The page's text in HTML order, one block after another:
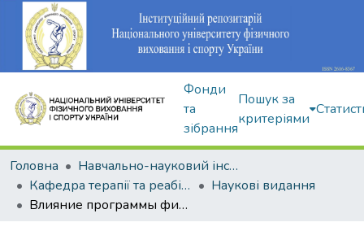
Фонди
та
зібрання
Пошук за
критеріями
Головна
Навчально-науковий інститут здоров'я, реабілітації та фізичного виховання
Кафедра терапії та реабілітації
Наукові видання
Влияние программы физической реабилитации на показатели функционального состояния у лиц с вертеброгенной патологией в стадии ремиссии